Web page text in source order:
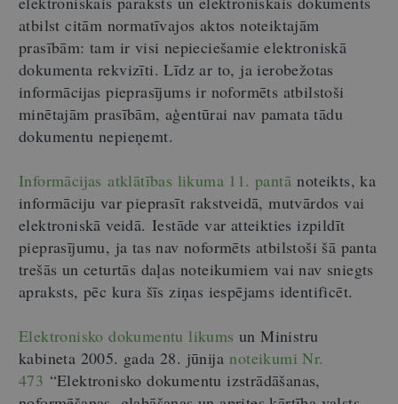
atbilst citām normatīvajos aktos noteiktajām
prasībām: tam ir visi nepieciešamie elektroniskā
dokumenta rekvizīti. Līdz ar to, ja ierobežotas
informācijas pieprasījums ir noformēts atbilstoši
minētajām prasībām, aģentūrai nav pamata tādu
dokumentu nepieņemt.
Informācijas atklātības likuma 11. pantā noteikts, ka
informāciju var pieprasīt rakstveidā, mutvārdos vai
elektroniskā veidā. Iestāde var atteikties izpildīt
pieprasījumu, ja tas nav noformēts atbilstoši šā panta
trešās un ceturtās daļas noteikumiem vai nav sniegts
apraksts, pēc kura šīs ziņas iespējams identificēt.
Elektronisko dokumentu likums un Ministru
kabineta 2005. gada 28. jūnija noteikumi Nr.
473 “Elektronisko dokumentu izstrādāšanas,